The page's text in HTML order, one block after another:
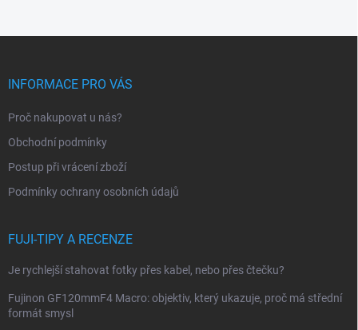
INFORMACE PRO VÁS
Proč nakupovat u nás?
Obchodní podmínky
Postup při vrácení zboží
Podmínky ochrany osobních údajů
FUJI-TIPY A RECENZE
Je rychlejší stahovat fotky přes kabel, nebo přes čtečku?
Fujinon GF120mmF4 Macro: objektiv, který ukazuje, proč má střední
formát smysl